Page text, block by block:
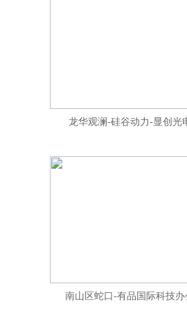
龙华观澜-硅谷动力-显创光
南山区蛇口-有品国际科技办